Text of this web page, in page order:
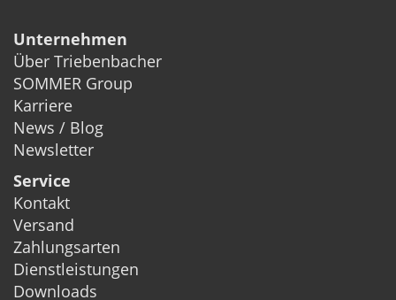
Unternehmen
Über Triebenbacher
SOMMER Group
Karriere
News / Blog
Newsletter
Service
Kontakt
Versand
Zahlungsarten
Dienstleistungen
Downloads